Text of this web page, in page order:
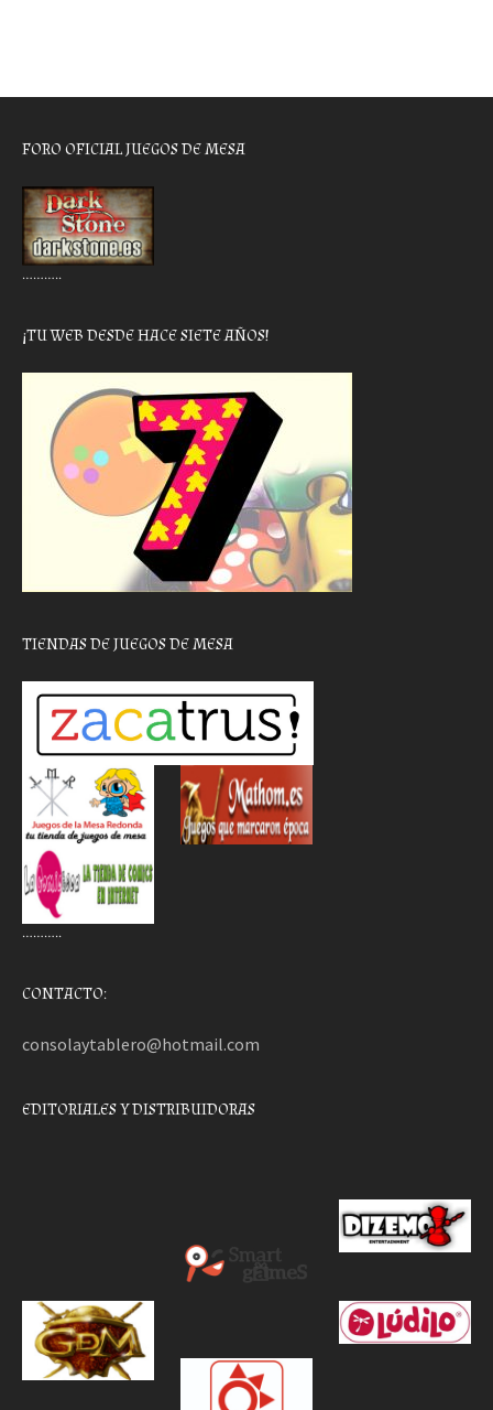
FORO OFICIAL JUEGOS DE MESA
………..
¡TU WEB DESDE HACE SIETE AÑOS!
TIENDAS DE JUEGOS DE MESA
………..
CONTACTO:
consolaytablero@hotmail.com
EDITORIALES Y DISTRIBUIDORAS